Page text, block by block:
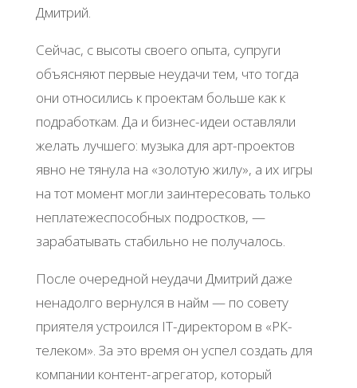
Дмитрий.
Сейчас, с высоты своего опыта, супруги
объясняют первые неудачи тем, что тогда
они относились к проектам больше как к
подработкам. Да и бизнес-идеи оставляли
желать лучшего: музыка для арт-проектов
явно не тянула на «золотую жилу», а их игры
на тот момент могли заинтересовать только
неплатежеспособных подростков, —
зарабатывать стабильно не получалось.
После очередной неудачи Дмитрий даже
ненадолго вернулся в найм — по совету
приятеля устроился IT-директором в «РК-
телеком». За это время он успел создать для
компании контент-агрегатор, который